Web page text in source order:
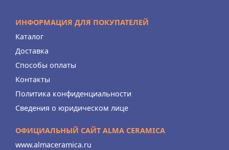
ИНФОРМАЦИЯ ДЛЯ ПОКУПАТЕЛЕЙ
Каталог
Доставка
Способы оплаты
Контакты
Политика конфиденциальности
Сведения о юридическом лице
ОФИЦИАЛЬНЫЙ САЙТ ALMA CERAMICA
www.almaceramica.ru